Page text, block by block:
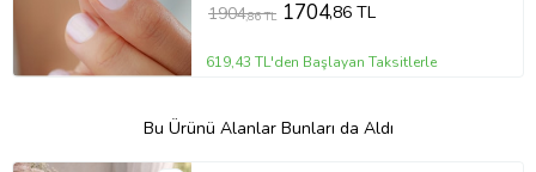
1904,86 TL 1704,86 TL
619,43 TL'den Başlayan Taksitlerle
Bu Ürünü Alanlar Bunları da Aldı